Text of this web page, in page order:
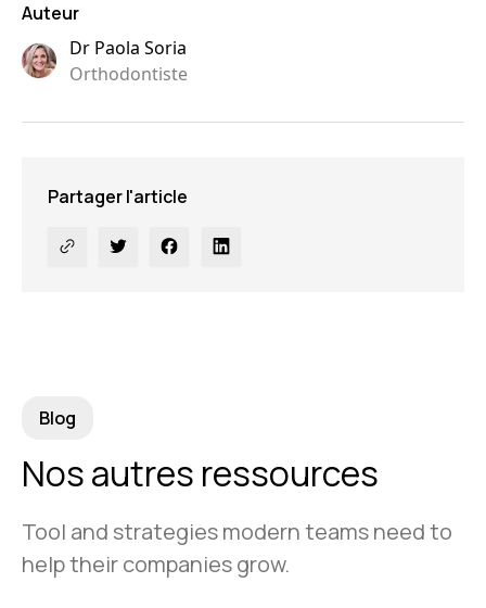
Auteur
Dr Paola Soria
Orthodontiste
Partager l'article
Blog
Nos autres ressources
Tool and strategies modern teams need to
help their companies grow.